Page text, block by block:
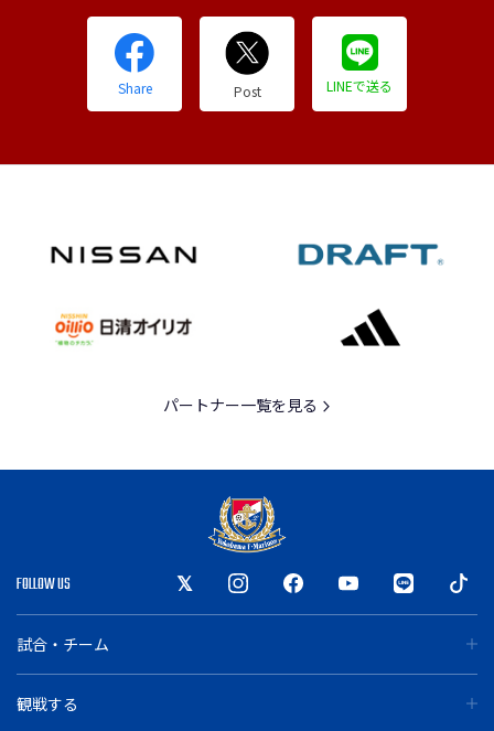
Share Post LINEで送る
パートナー一覧を見る
FOLLOW US
試合・チーム
観戦する